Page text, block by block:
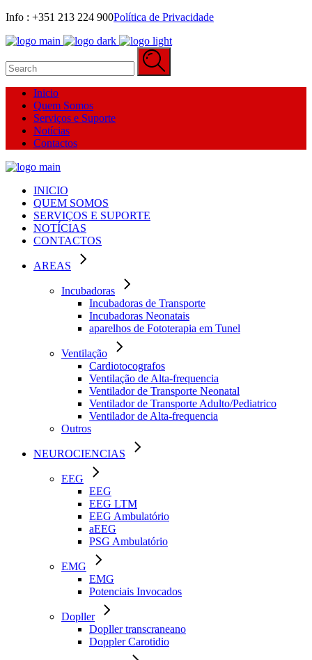
Info : +351 213 224 900‬Política de Privacidade
for:
Inicio
Quem Somos
Serviços e Suporte
Notícias
Contactos
INICIO
QUEM SOMOS
SERVIÇOS E SUPORTE
NOTÍCIAS
CONTACTOS
AREAS
Incubadoras
Incubadoras de Transporte
Incubadoras Neonatais
aparelhos de Fototerapia em Tunel
Ventilação
Cardiotocografos
Ventilação de Alta-frequencia
Ventilador de Transporte Neonatal
Ventilador de Transporte Adulto/Pediatrico
Ventilador de Alta-frequencia
Outros
NEUROCIENCIAS
EEG
EEG
EEG LTM
EEG Ambulatório
aEEG
PSG Ambulatório
EMG
EMG
Potenciais Invocados
Dopller
Dopller transcraneano
Doppler Carotidio